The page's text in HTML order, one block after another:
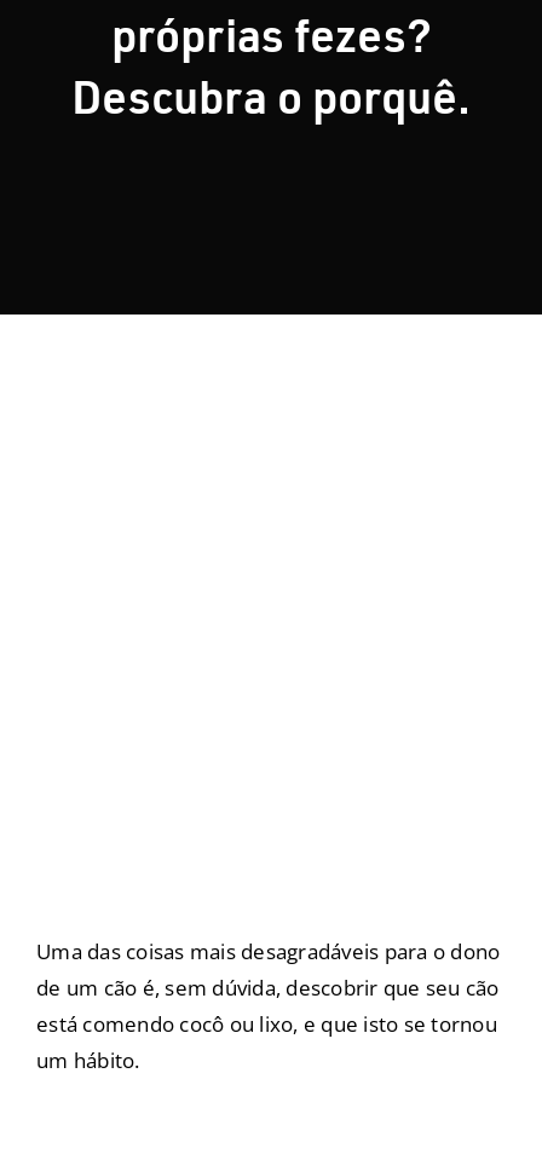
próprias fezes?
Descubra o porquê.
Uma das coisas mais desagradáveis para o dono
de um cão é, sem dúvida, descobrir que seu cão
está comendo cocô ou lixo, e que isto se tornou
um hábito.